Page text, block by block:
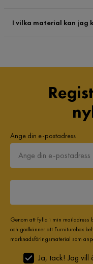
I vilka material kan jag
Ange din e-postadress
Genom att fylla i min mailadress
och godkänner att Furniturebox
marknadsföringsmaterial som
Ja, tack! Jag vill